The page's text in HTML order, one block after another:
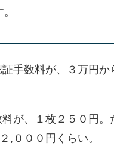
手数料が、３万円か
が、１枚２５０円。
,０００円くらい。